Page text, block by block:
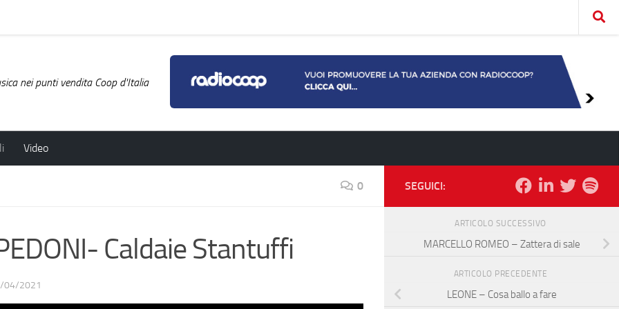
nei punti vendita Coop d'Italia
Video
0
Caldaie Stantuffi
04/2021
SEGUICI:
ARTICOLO SUCCESSIVO
MARCELLO ROMEO – Zattera di sale
ARTICOLO PRECEDENTE
LEONE – Cosa ballo a fare